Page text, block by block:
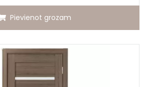
Pievienot grozam